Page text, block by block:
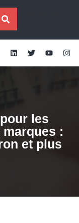
les
:
et plus